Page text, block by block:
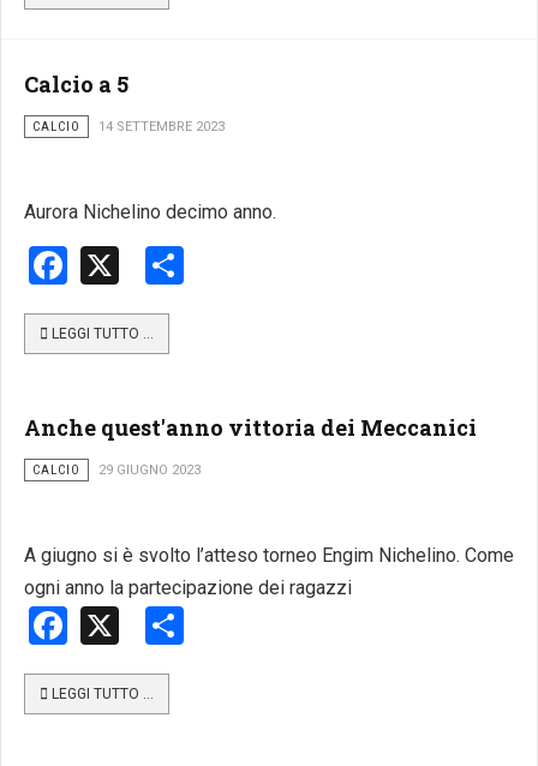
Calcio a 5
CALCIO 14 SETTEMBRE 2023
Aurora Nichelino decimo anno.
Facebook
LEGGI TUTTO …
Anche quest'anno vittoria dei Meccanici
CALCIO 29 GIUGNO 2023
A giugno si è svolto l’atteso torneo Engim Nichelino. Come
ogni anno la partecipazione dei ragazzi
Facebook
LEGGI TUTTO …